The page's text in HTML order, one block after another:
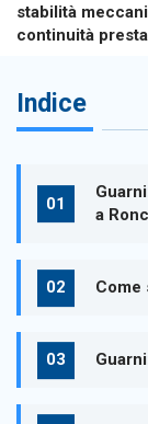
stabilità
continuità
Indice
a
Come